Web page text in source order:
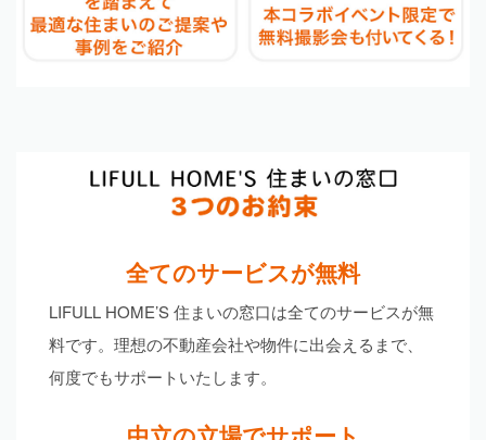
全てのサービスが無料
LIFULL HOME’S 住まいの窓口は全てのサービスが無
料です。理想の不動産会社や物件に出会えるまで、
何度でもサポートいたします。